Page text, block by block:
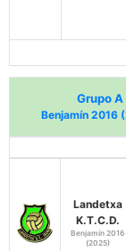
Grupo A
Benjamín 2016
Landetxa
K.T.C.D.
Benjamín 2016
(2025)